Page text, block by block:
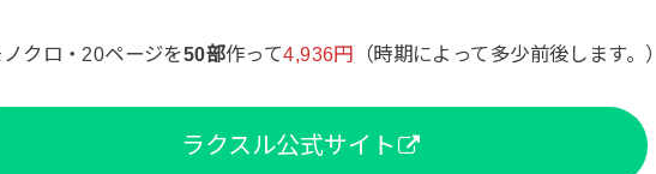
クロ・20ページを50部作って4,936円 （時期によって多少前後します。）
ラクスル公式サイト